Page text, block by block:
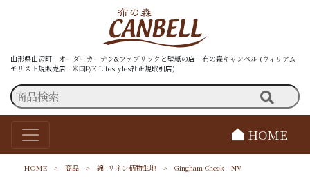
山形県山辺町 オーダーカーテン&ファブリックと壁紙の店 布の森キャンベル (ウィリアム
モリス正規販売店 . 米国P/K Lifestyles社正規取引店)
HOME
HOME > 商品 > 綿 .リネン柄物生地 > Gingham Check NV